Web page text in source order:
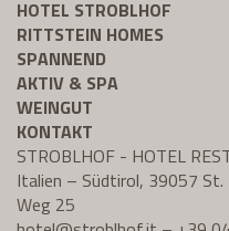
HOTEL STROBLHOF
RITTSTEIN HOMES
SPANNEND
AKTIV & SPA
WEINGUT
KONTAKT
STROBLHOF - HOTEL
Italien – Südtirol, 39057 St.
Weg 25